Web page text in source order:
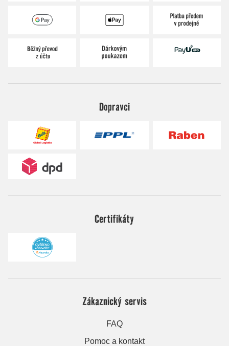
Dopravci
Certifikáty
Zákaznický servis
FAQ
Pomoc a kontakt